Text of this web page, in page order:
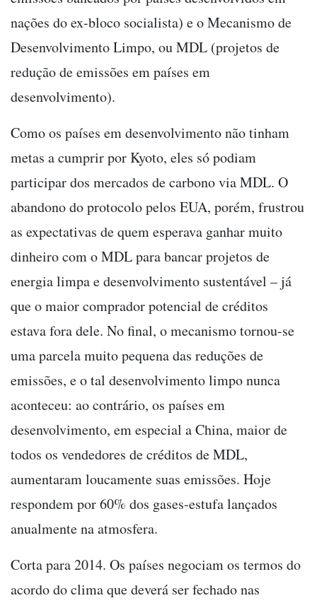
nações do ex-bloco socialista) e o Mecanismo de
Desenvolvimento Limpo, ou MDL (projetos de
redução de emissões em países em
desenvolvimento).
Como os países em desenvolvimento não tinham
metas a cumprir por Kyoto, eles só podiam
participar dos mercados de carbono via MDL. O
abandono do protocolo pelos EUA, porém, frustrou
as expectativas de quem esperava ganhar muito
dinheiro com o MDL para bancar projetos de
energia limpa e desenvolvimento sustentável – já
que o maior comprador potencial de créditos
estava fora dele. No final, o mecanismo tornou-se
uma parcela muito pequena das reduções de
emissões, e o tal desenvolvimento limpo nunca
aconteceu: ao contrário, os países em
desenvolvimento, em especial a China, maior de
todos os vendedores de créditos de MDL,
aumentaram loucamente suas emissões. Hoje
respondem por 60% dos gases-estufa lançados
anualmente na atmosfera.
Corta para 2014. Os países negociam os termos do
acordo do clima que deverá ser fechado nas